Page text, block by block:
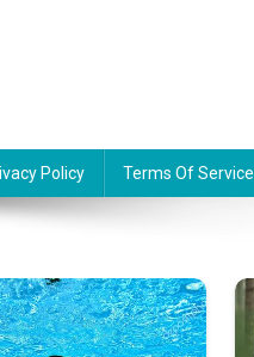
Policy Terms Of Service